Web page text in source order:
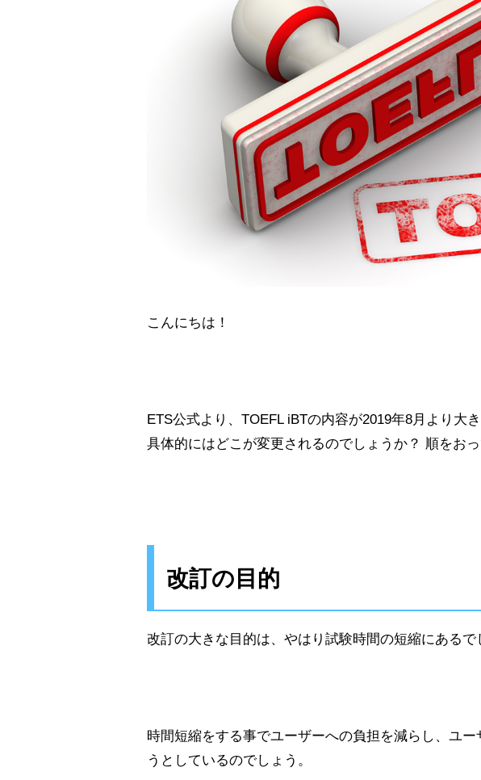
こんにちは！
ETS公式より、TOEFL iBTの内容が2019年8月より大
具体的にはどこが変更されるのでしょうか？ 順をお
改訂の目的
改訂の大きな目的は、やはり試験時間の短縮にあるで
時間短縮をする事でユーザーへの負担を減らし、ユ
うとしているのでしょう。